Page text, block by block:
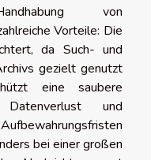
von
Vorteile: Die
da Such- und
gezielt genutzt
eine saubere
Datenverlust und
bei einer großen